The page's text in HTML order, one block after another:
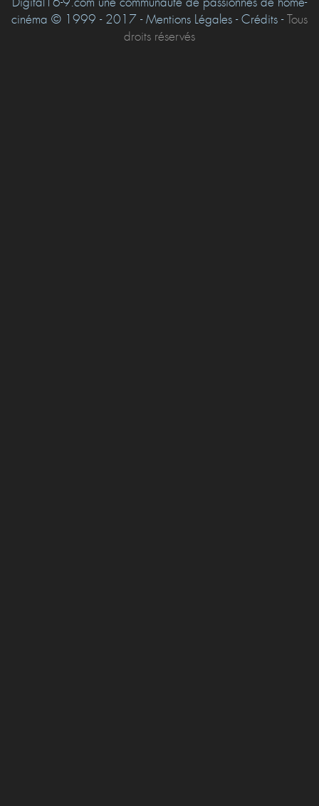
cinéma © 1999 - 2017 - Mentions Légales - Crédits -Tous
droits réservés